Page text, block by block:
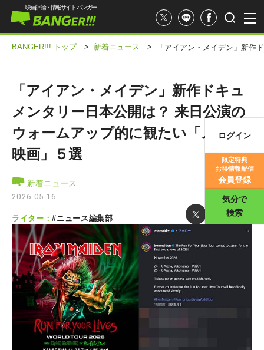
映画評論・情報サイト バンガー
ログイン
限定特典
お得情報配信
会員登録
気分で
検索
BANGER!!! トップ > 新着ニュース > 「アイアン・メイデン」新作
「アイアン・メイデン」新作ドキュ
メンタリー日本公開は？ 来日公演の
ウォームアップ的に観たい「メタル
映画」５選
新着ニュース
2026.05.16
ライター：#ニュース編集部